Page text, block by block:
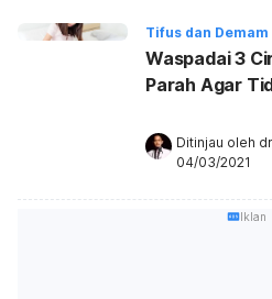
Tifus dan
Waspadai 3
Parah Agar
Ditinjau oleh
04/03/2021
Iklan